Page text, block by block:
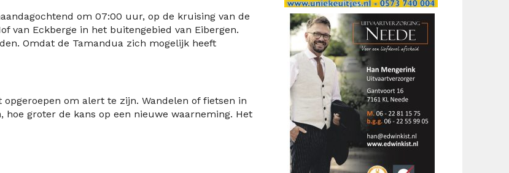
om 07:00 uur, op de kruising van de
van Eckberge in het buitengebied van Eibergen.
Omdat de Tamandua zich mogelijk heeft
om alert te zijn. Wandelen of fietsen in
hoe groter de kans op een nieuwe waarneming. Het